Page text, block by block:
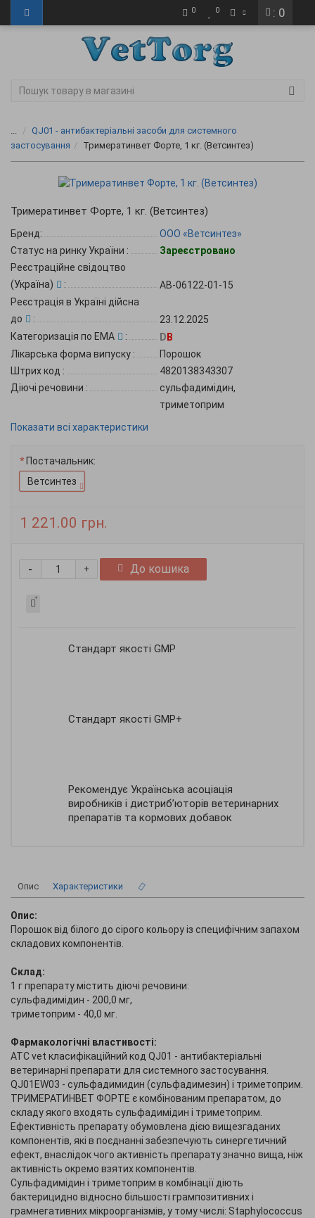
: 0
0 0
...
QJ01 - антибактеріальні засоби для системного
застосування
Тримератинвет Форте, 1 кг. (Ветсинтез)
Тримератинвет Форте, 1 кг. (Ветсинтез)
Бренд:
ООО «Ветсинтез»
Статус на ринку України :
Зареєстровано
Реєстраційне свідоцтво
(Україна)
:
AB-06122-01-15
Реєстрація в Україні дійсна
до
:
23.12.2025
Категоризація по EMA
: D B
Лікарська форма випуску :
Порошок
Штрих код :
4820138343307
Діючі речовини :
сульфадимідин,
триметоприм
Показати всі характеристики
Постачальник:
Ветсинтез
1 221.00 грн.
+
- До кошика
Стандарт якості GMP
Стандарт якості GMP+
Рекомендує Українська асоціація
виробників і дистриб’юторів ветеринарних
препаратів та кормових добавок
Опис Характеристики
Опис:
Порошок від білого до сірого кольору із специфічним запахом
складових компонентів.
Склад:
1 г препарату містить діючі речовини:
сульфадимідин - 200,0 мг,
триметоприм - 40,0 мг.
Фармакологічні властивості:
АТС vet класифікаційний код QJ01 - антибактеріальні
ветеринарні препарати для системного застосування.
QJ01EW03 - сульфадимидин (сульфадимезин) і триметоприм.
ТРИМЕРАТИНВЕТ ФОРТЕ є комбінованим препаратом, до
складу якого входять сульфадимідин і триметоприм.
Ефективність препарату обумовлена ​​дією вищезгаданих
компонентів, які в поєднанні забезпечують синергетичний
ефект, внаслідок чого активність препарату значно вища, ніж
активність окремо взятих компонентів.
Сульфадимідин і триметоприм в комбінації діють
бактерицидно відносно більшості грампозитивних і
грамнегативних мікроорганізмів, у тому числі: Staphylococcus